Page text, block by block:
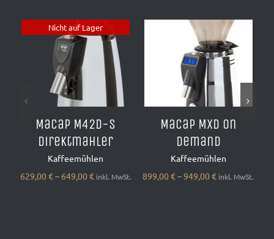
Nicht auf Lager
Macap M42D-S
Direktmahler
Kaffeemühlen
629,00€– 649,00€ inkl. MwSt.
AUSFÜHRUNG
WÄHLEN
DETAILS
Macap MXD on
demand
Kaffeemühlen
899,00€–949,00€ inkl. MwSt.
DETAILS